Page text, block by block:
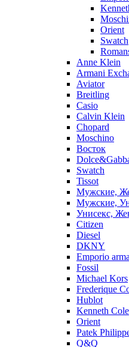
Orient
Swatch
Anne Klein
Armani
Aviator
Breitling
Casio
Calvin Klein
Chopard
Moschino
Восток
Swatch
Tissot
Мужские,
Мужские,
Унисекс,
Citizen
Diesel
DKNY
Emporio
Fossil
Michael Kors
Frederique
Hublot
Kenneth Cole
Orient
Patek
Q&Q